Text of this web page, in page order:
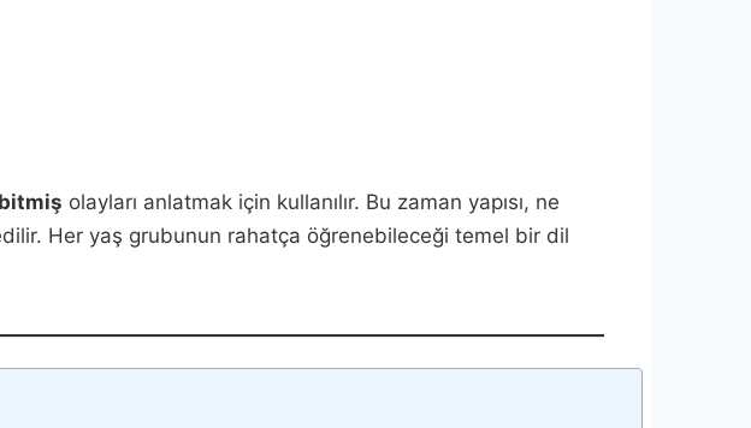
olayları anlatmak için kullanılır. Bu zaman yapısı, ne
Her yaş grubunun rahatça öğrenebileceği temel bir dil